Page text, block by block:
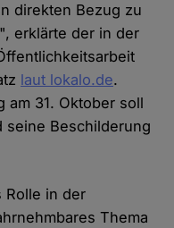
direkten Bezug zu
erklärte der in der
laut lokalo.de.
am 31. Oktober soll
seine Beschilderung
Rolle in der
Thema